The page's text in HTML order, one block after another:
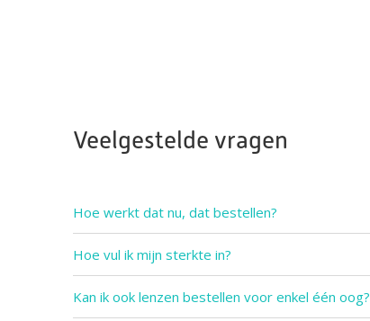
Veelgestelde vragen
Hoe werkt dat nu, dat bestellen?
Hoe vul ik mijn sterkte in?
Kan ik ook lenzen bestellen voor enkel één oog?